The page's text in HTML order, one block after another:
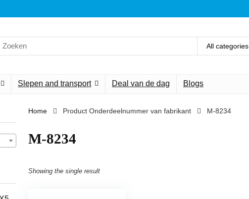
for:
All categories
Slepen and transport Deal van de dag Blogs
Home Product Onderdeelnummer van fabrikant ‎M-8234
‎M-8234
Showing the single result